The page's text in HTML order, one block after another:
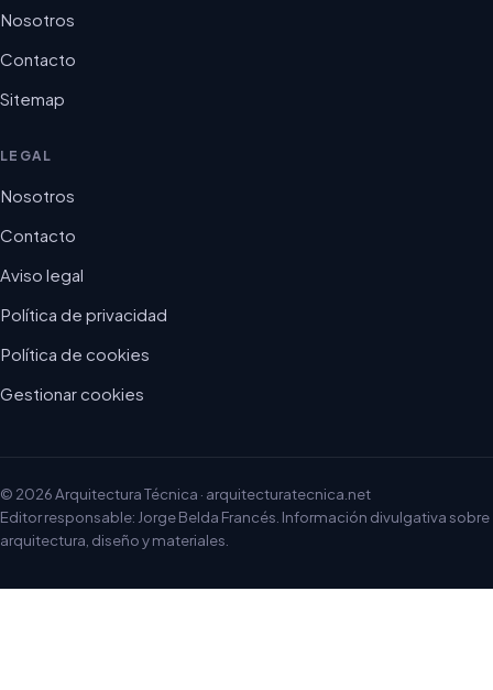
Nosotros
Contacto
Sitemap
LEGAL
Nosotros
Contacto
Aviso legal
Política de privacidad
Política de cookies
Gestionar cookies
© 2026 Arquitectura Técnica · arquitecturatecnica.net
Editor responsable: Jorge Belda Francés. Información divulgativa sobre
arquitectura, diseño y materiales.